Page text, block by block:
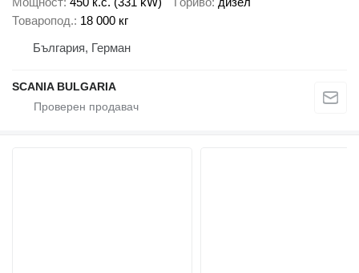
Товаропод. 18 000 кг
България, Герман
SCANIA BULGARIA